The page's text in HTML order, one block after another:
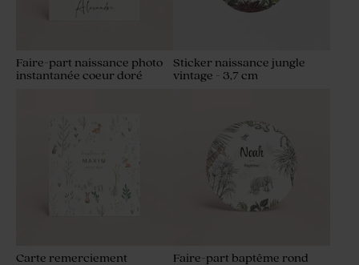
Faire-part naissance photo
instantanée coeur doré
Sticker naissance jungle
vintage - 3,7 cm
Carte remerciement
Faire-part baptême rond